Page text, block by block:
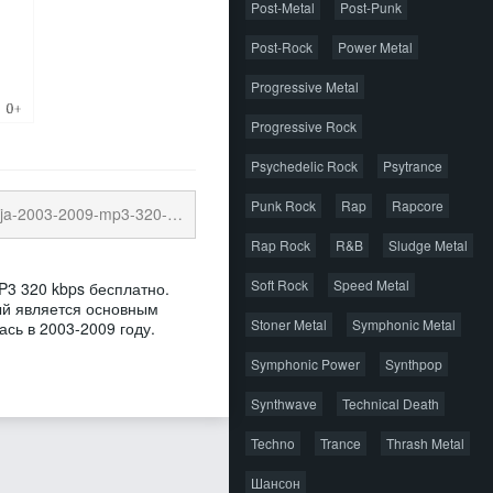
mp3-320-kbps-.torrent 21.28 Kb
320 kbps бесплатно.
является основным
в 2003-2009 году.
Post-Metal Post-Punk
Post-Rock Power Metal
Progressive Metal
Progressive Rock
Psychedelic Rock Psytrance
Punk Rock Rap Rapcore
Rap Rock R&B Sludge Metal
Soft Rock Speed Metal
Stoner Metal Symphonic Metal
Symphonic Power Synthpop
Synthwave Technical Death
Techno Trance Thrash Metal
Шансон